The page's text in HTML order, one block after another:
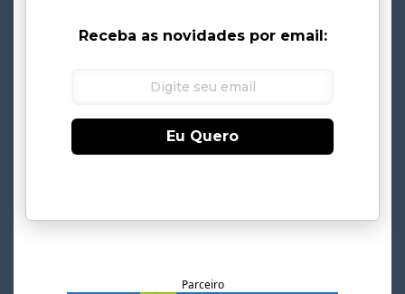
Receba as novidades por email:
Eu Quero
Parceiro